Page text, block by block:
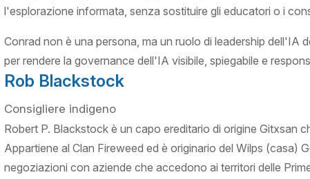
l'esplorazione informata, senza sostituire gli educatori o i
Conrad non è una persona, ma un ruolo di leadership dell'IA
per rendere la governance dell'IA visibile, spiegabile e
Rob Blackstock
Consigliere indigeno
Robert P. Blackstock è un capo ereditario di origine Gitxsan
Appartiene al Clan Fireweed ed è originario del Wilps (casa)
negoziazioni con aziende che accedono ai territori delle